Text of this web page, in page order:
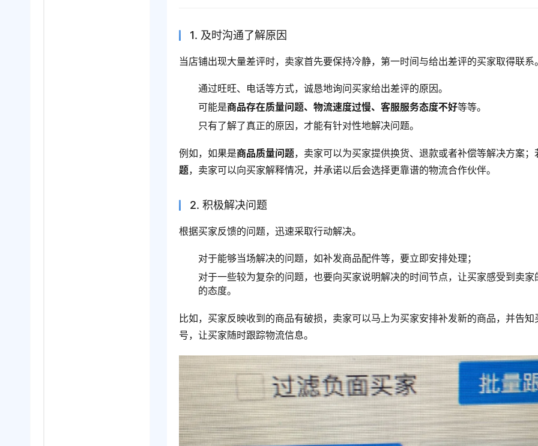
1. 及时沟通了解原因
当店铺出现大量差评时，卖家首先要保持冷静，第一时间与给出差评的买家取得联系
通过旺旺、电话等方式，诚恳地询问买家给出差评的原因。
可能是商品存在质量问题、物流速度过慢、客服服务态度不好等等。
只有了解了真正的原因，才能有针对性地解决问题。
例如，如果是商品质量问题，卖家可以为买家提供换货、退款或者补偿等解决方案；
题，卖家可以向买家解释情况，并承诺以后会选择更靠谱的物流合作伙伴。
2. 积极解决问题
根据买家反馈的问题，迅速采取行动解决。
对于能够当场解决的问题，如补发商品配件等，要立即安排处理；
对于一些较为复杂的问题，也要向买家说明解决的时间节点，让买家感受到卖家
的态度。
比如，买家反映收到的商品有破损，卖家可以马上为买家安排补发新的商品，并告知
号，让买家随时跟踪物流信息。